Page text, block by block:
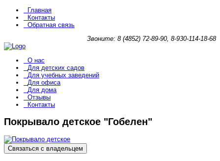
Главная
Контакты
Обратная связь
Звоните: 8 (4852) 72-89-90, 8-930-114-18-68
О нас
Для детских садов
Для учебных заведений
Для офиса
Для дома
Отзывы
Контакты
Покрывало детское "Гобелен"
Связаться с владельцем